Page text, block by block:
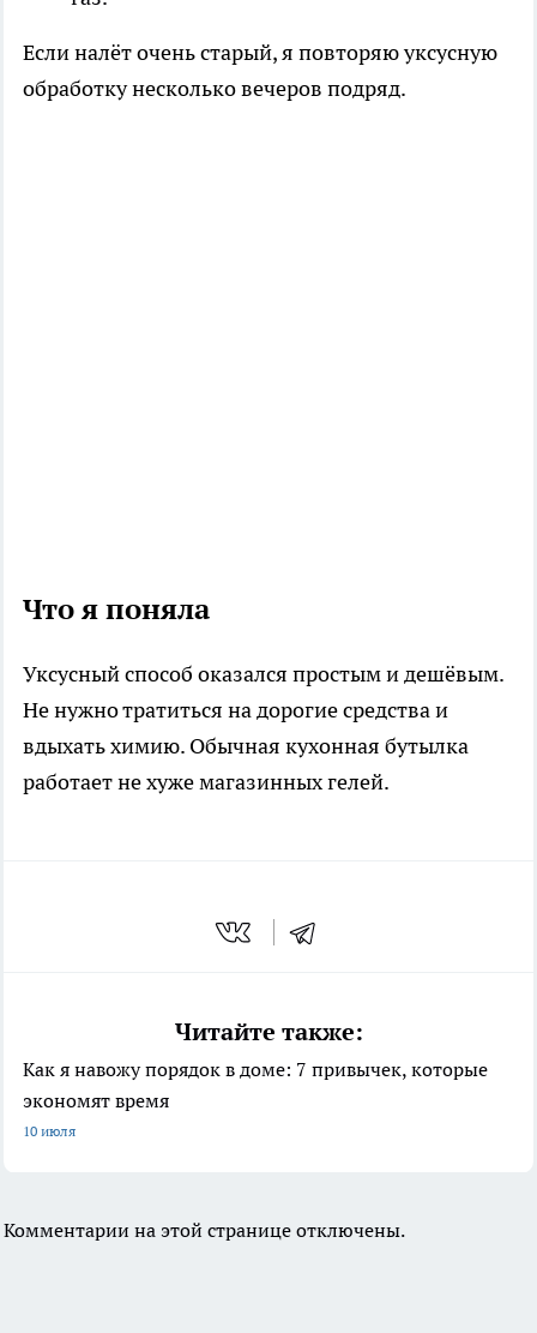
Если налёт очень старый, я повторяю уксусную
обработку несколько вечеров подряд.
Что я поняла
Уксусный способ оказался простым и дешёвым.
Не нужно тратиться на дорогие средства и
вдыхать химию. Обычная кухонная бутылка
работает не хуже магазинных гелей.
Читайте также:
Как я навожу порядок в доме: 7 привычек, которые
экономят время
10 июля
Комментарии на этой странице отключены.